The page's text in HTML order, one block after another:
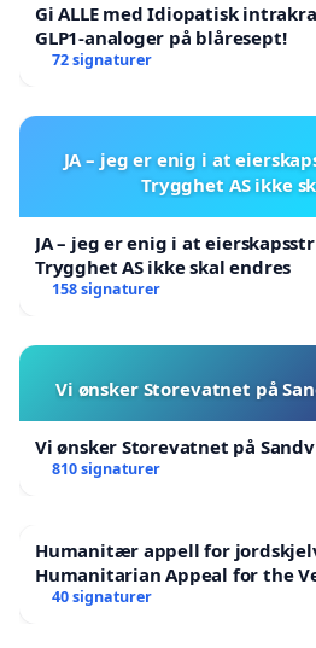
Gi ALLE med Idiopatisk
GLP1-analoger på blåresept!
72 signaturer
JA – jeg er enig i at
Trygghet AS ikke
JA – jeg er enig i at
Trygghet AS ikke skal endres
158 signaturer
Vi ønsker Storevatnet på
Vi ønsker Storevatnet på
810 signaturer
Humanitær appell for
Humanitarian Appeal for the
Victims
40 signaturer